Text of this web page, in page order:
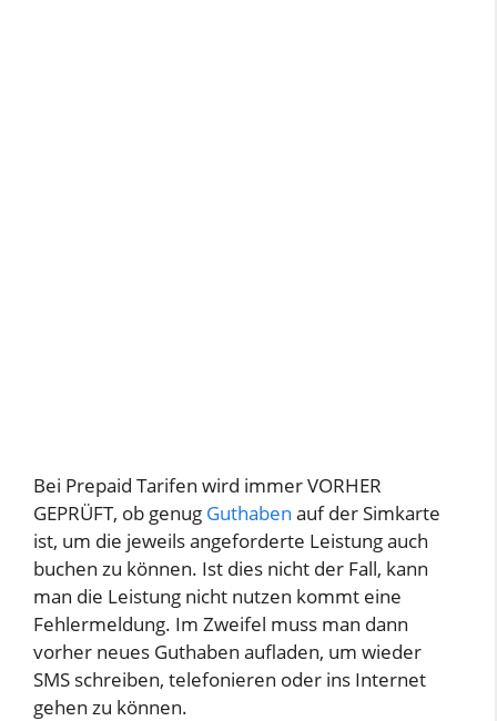
Bei Prepaid Tarifen wird immer VORHER
GEPRÜFT, ob genug Guthaben auf der Simkarte
ist, um die jeweils angeforderte Leistung auch
buchen zu können. Ist dies nicht der Fall, kann
man die Leistung nicht nutzen kommt eine
Fehlermeldung. Im Zweifel muss man dann
vorher neues Guthaben aufladen, um wieder
SMS schreiben, telefonieren oder ins Internet
gehen zu können.